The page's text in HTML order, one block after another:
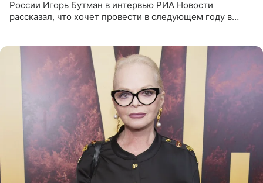
России Игорь Бутман в интервью РИА Новости
рассказал, что хочет провести в следующем году в